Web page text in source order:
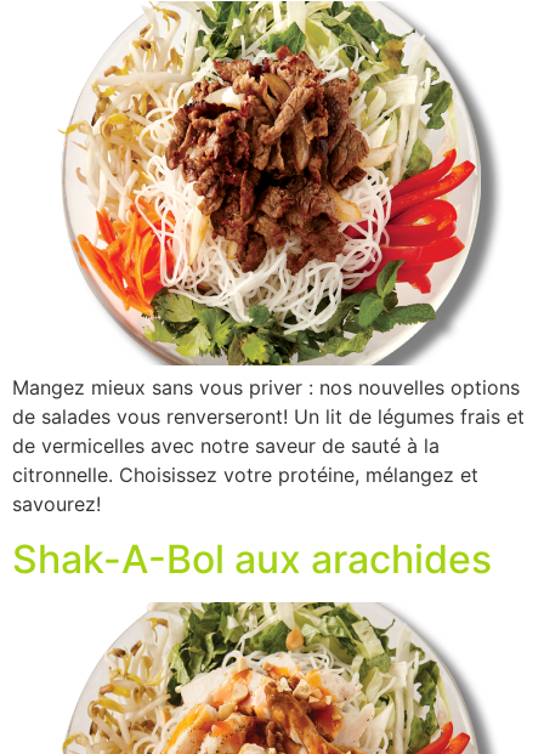
Mangez mieux sans vous priver : nos nouvelles options
de salades vous renverseront! Un lit de légumes frais et
de vermicelles avec notre saveur de sauté à la
citronnelle. Choisissez votre protéine, mélangez et
savourez!
Shak-A-Bol aux arachides